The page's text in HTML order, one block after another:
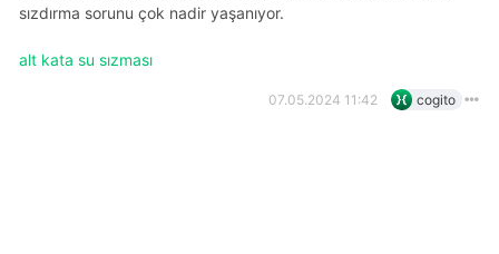
sızdırma sorunu çok nadir yaşanıyor.
alt kata su sızması
07.05.2024 11:42 cogito